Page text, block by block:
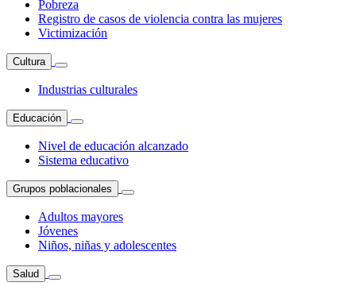
Pobreza
Registro de casos de violencia contra las mujeres
Victimización
Cultura
Industrias culturales
Educación
Nivel de educación alcanzado
Sistema educativo
Grupos poblacionales
Adultos mayores
Jóvenes
Niños, niñas y adolescentes
Salud